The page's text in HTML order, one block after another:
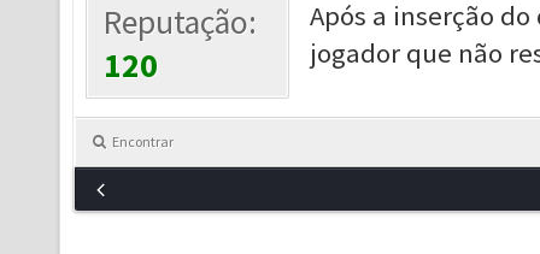
Reputação:
120
Após a inserção
jogador que não
Encontrar